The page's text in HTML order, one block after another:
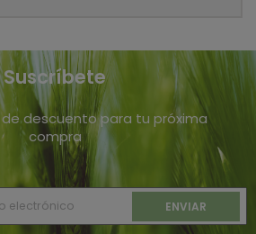
Suscríbete
de descuento para tu próxima
compra